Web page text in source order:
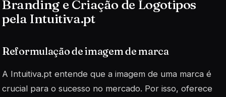
Branding e Criação de Logotipos
pela Intuitiva.pt
Reformulação de imagem de marca
A Intuitiva.pt entende que a imagem de uma marca é
crucial para o sucesso no mercado. Por isso, oferece